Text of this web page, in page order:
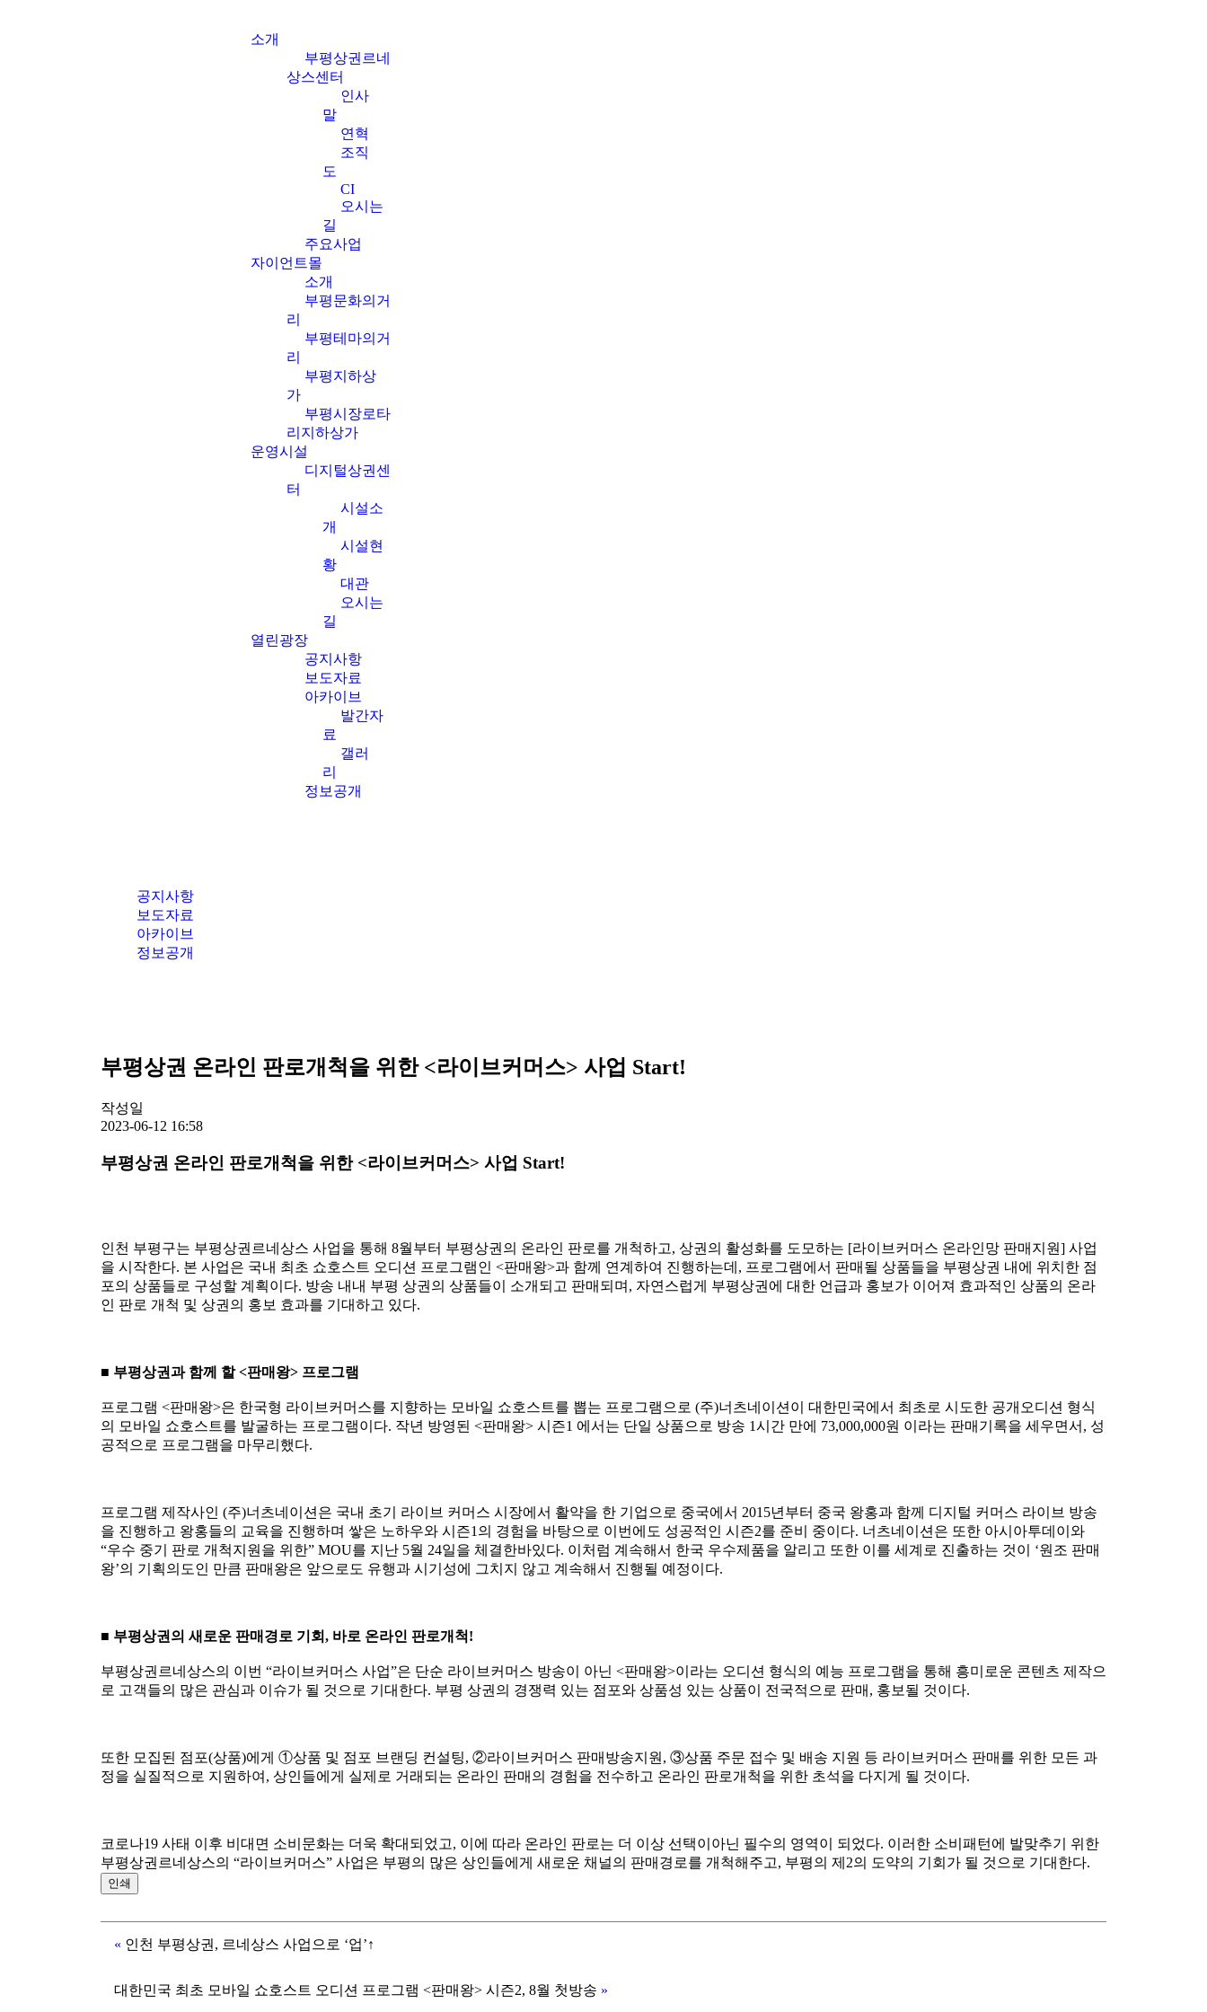
소개
부평상권르네
상스센터
인사
말
연혁
조직
도
CI
오시는
길
주요사업
자이언트몰
소개
부평문화의거
리
부평테마의거
리
부평지하상
가
부평시장로타
리지하상가
운영시설
디지털상권센
터
시설소
개
시설현
황
대관
오시는
길
열린광장
공지사항
보도자료
아카이브
발간자
료
갤러
리
정보공개
공지사항
보도자료
아카이브
정보공개
부평상권 온라인 판로개척을 위한 <라이브커머스> 사업 Start!
작성일
2023-06-12 16:58
부평상권 온라인 판로개척을 위한 <라이브커머스> 사업 Start!
인천 부평구는 부평상권르네상스 사업을 통해 8월부터 부평상권의 온라인 판로를 개척하고, 상권의 활성화를 도모하는 [라이브커머스 온라인망 판매지원] 사업
을 시작한다. 본 사업은 국내 최초 쇼호스트 오디션 프로그램인 <판매왕>과 함께 연계하여 진행하는데, 프로그램에서 판매될 상품들을 부평상권 내에 위치한 점
포의 상품들로 구성할 계획이다. 방송 내내 부평 상권의 상품들이 소개되고 판매되며, 자연스럽게 부평상권에 대한 언급과 홍보가 이어져 효과적인 상품의 온라
인 판로 개척 및 상권의 홍보 효과를 기대하고 있다.
■ 부평상권과 함께 할<판매왕> 프로그램
프로그램 <판매왕>은 한국형 라이브커머스를 지향하는 모바일 쇼호스트를 뽑는 프로그램으로 (주)너츠네이션이 대한민국에서 최초로 시도한 공개오디션 형식
의 모바일 쇼호스트를 발굴하는 프로그램이다. 작년 방영된 <판매왕> 시즌1 에서는 단일 상품으로 방송 1시간 만에 73,000,000원 이라는 판매기록을 세우면서, 성
공적으로 프로그램을 마무리했다.
프로그램 제작사인 (주)너츠네이션은 국내 초기 라이브 커머스 시장에서 활약을 한 기업으로 중국에서 2015년부터 중국 왕홍과 함께 디지털 커머스 라이브 방송
을 진행하고 왕홍들의 교육을 진행하며 쌓은 노하우와 시즌1의 경험을 바탕으로 이번에도 성공적인 시즌2를 준비 중이다. 너츠네이션은 또한 아시아투데이와
“우수 중기 판로 개척지원을 위한” MOU를 지난 5월 24일을 체결한바있다. 이처럼 계속해서 한국 우수제품을 알리고 또한 이를 세계로 진출하는 것이 ‘원조 판매
왕’의 기획의도인 만큼 판매왕은 앞으로도 유행과 시기성에 그치지 않고 계속해서 진행될 예정이다.
■ 부평상권의 새로운 판매경로 기회, 바로 온라인 판로개척 !
부평상권르네상스의 이번 “라이브커머스 사업”은 단순 라이브커머스 방송이 아닌 <판매왕>이라는 오디션 형식의 예능 프로그램을 통해 흥미로운 콘텐츠 제작으
로 고객들의 많은 관심과 이슈가 될 것으로 기대한다. 부평 상권의 경쟁력 있는 점포와 상품성 있는 상품이 전국적으로 판매, 홍보될 것이다.
또한 모집된 점포(상품)에게 ①상품 및 점포 브랜딩 컨설팅, ②라이브커머스 판매방송지원, ③상품 주문 접수 및 배송 지원 등 라이브커머스 판매를 위한 모든 과
정을 실질적으로 지원하여, 상인들에게 실제로 거래되는 온라인 판매의 경험을 전수하고 온라인 판로개척을 위한 초석을 다지게 될 것이다.
코로나19 사태 이후 비대면 소비문화는 더욱 확대되었고, 이에 따라 온라인 판로는 더 이상 선택이아닌 필수의 영역이 되었다. 이러한 소비패턴에 발맞추기 위한
부평상권르네상스의 “라이브커머스” 사업은 부평의 많은 상인들에게 새로운 채널의 판매경로를 개척해주고, 부평의 제2의 도약의 기회가 될 것으로 기대한다.
인쇄
« 인천 부평상권, 르네상스 사업으로 ‘업’↑
대한민국 최초 모바일 쇼호스트 오디션 프로그램 <판매왕> 시즌2, 8월 첫방송 »